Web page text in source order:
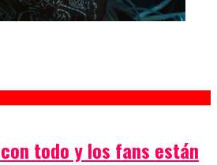
todo y los fans están